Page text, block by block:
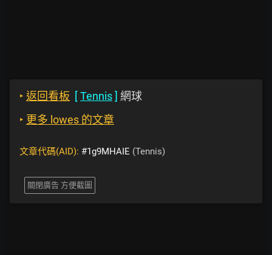
‣ 返回看板 [Tennis] 網球
‣ 更多 lowes 的文章
文章代碼(AID): #1g9MHAIE (Tennis)
關閉廣告 方便截圖